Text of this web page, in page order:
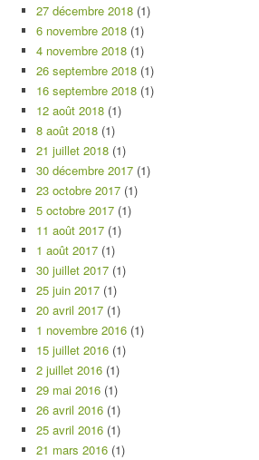
27 décembre 2018 (1)
6 novembre 2018 (1)
4 novembre 2018 (1)
26 septembre 2018 (1)
16 septembre 2018 (1)
12 août 2018 (1)
8 août 2018 (1)
21 juillet 2018 (1)
30 décembre 2017 (1)
23 octobre 2017 (1)
5 octobre 2017 (1)
11 août 2017 (1)
1 août 2017 (1)
30 juillet 2017 (1)
25 juin 2017 (1)
20 avril 2017 (1)
1 novembre 2016 (1)
15 juillet 2016 (1)
2 juillet 2016 (1)
29 mai 2016 (1)
26 avril 2016 (1)
25 avril 2016 (1)
21 mars 2016 (1)